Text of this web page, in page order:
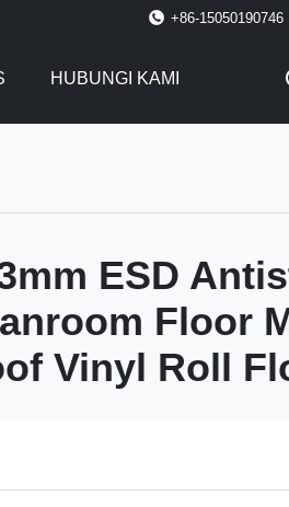
+86-15050190746
HUBUNGI KAMI
ESD
Floor
Vinyl Roll